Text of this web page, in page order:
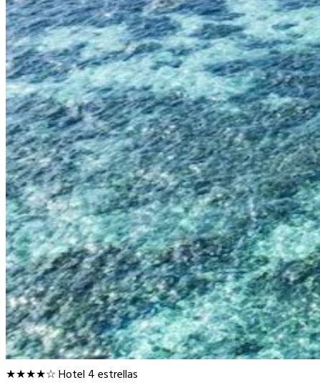
★★★★☆Hotel 4 estrellas